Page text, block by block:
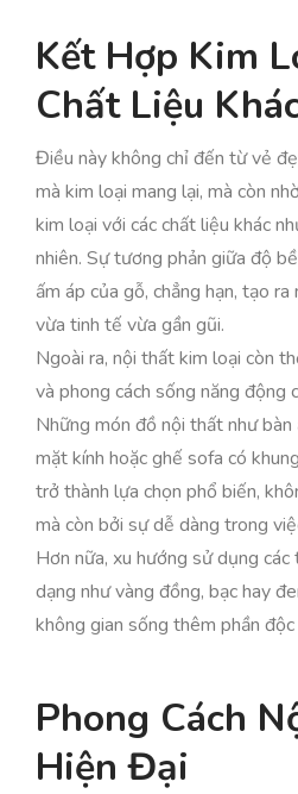
Kết Hợp Kim
Chất Liệu
Điều này không chỉ đến từ vẻ
mà kim loại mang lại, mà còn
kim loại với các chất liệu khác
nhiên. Sự tương phản giữa độ
ấm áp của gỗ, chẳng hạn, tạo
vừa tinh tế vừa gần gũi.
Ngoài ra, nội thất kim loại còn
và phong cách sống năng động
Những món đồ nội thất như
mặt kính hoặc ghế sofa có
trở thành lựa chọn phổ biến,
mà còn bởi sự dễ dàng trong
Hơn nữa, xu hướng sử dụng
dạng như vàng đồng, bạc hay
không gian sống thêm phần
Phong Cách
Hiện Đại